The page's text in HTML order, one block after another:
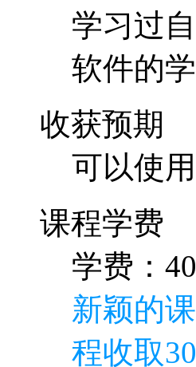
学习过
软件的
收获预期
可以使
课程学费
学费：
新颖的
程收取